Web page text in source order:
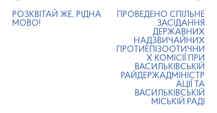
РОЗКВІТАЙ ЖЕ, РІДНА
МОВО!
ПРОВЕДЕНО СПІЛЬНЕ
ЗАСІДАННЯ
ДЕРЖАВНИХ
НАДЗВИЧАЙНИХ
ПРОТИЕПІЗООТИЧНИ
Х КОМІСІЇ ПРИ
ВАСИЛЬКІВСЬКІЙ
РАЙДЕРЖАДМІНІСТР
АЦІЇ ТА
ВАСИЛЬКІВСЬКІЙ
МІСЬКІЙ РАДІ